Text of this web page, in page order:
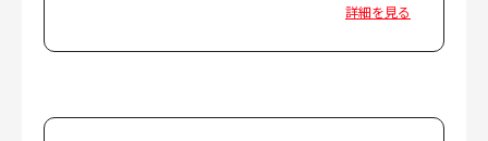
詳細を見る